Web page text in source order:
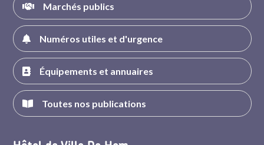
Marchés publics
Numéros utiles et d'urgence
Équipements et annuaires
Toutes nos publications